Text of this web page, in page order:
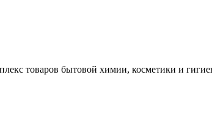
товаров бытовой химии, косметики и